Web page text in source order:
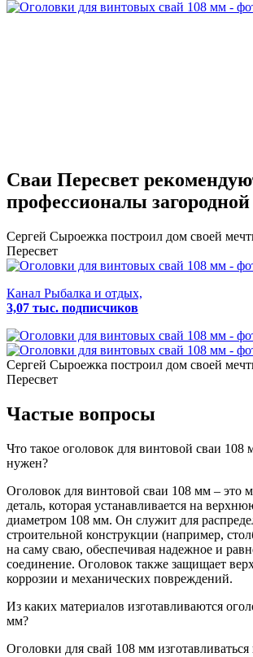
Сваи Пересвет
профессионалы
Сергей Сыроежка построил дом своей
Пересвет
Канал Рыбалка и отдых,
3,07 тыс. подписчиков
Сергей Сыроежка построил дом своей
Пересвет
Частые вопросы
Что такое оголовок для винтовой сваи 108
нужен?
Оголовок для винтовой сваи 108 мм – это
деталь, которая устанавливается на
диаметром 108 мм. Он служит для
строительной конструкции (например,
на саму сваю, обеспечивая надежное и
соединение. Оголовок также защищает
коррозии и механических повреждений.
Из каких материалов изготавливаются
мм?
Оголовки для свай 108 мм изготавливаться